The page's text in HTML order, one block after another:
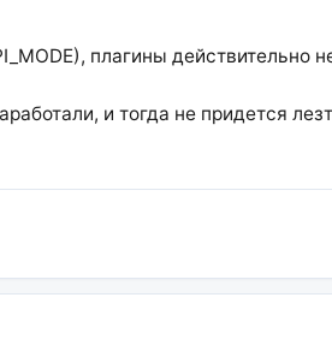
плагины действительно
и тогда не придется